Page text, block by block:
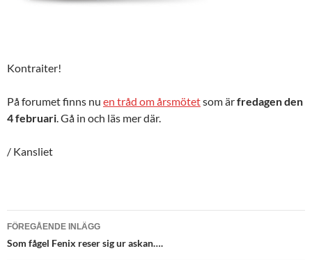
Kontraiter!
På forumet finns nu en tråd om årsmötetsom ärfredagen den
4 februari. Gå in och läs mer där.
/ Kansliet
Inläggsnavigering
FÖREGÅENDE INLÄGG
Som fågel Fenix reser sig ur askan….